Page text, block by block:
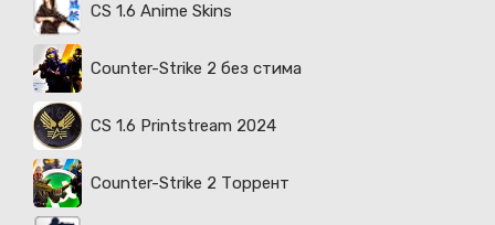
CS 1.6 Anime Skins
Counter-Strike 2 без стима
CS 1.6 Printstream 2024
Counter-Strike 2 Торрент